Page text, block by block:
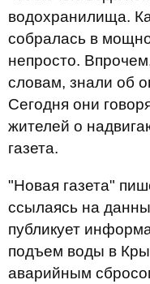
водохранилища.
собралась в
непросто.
словам, знали об
Сегодня они
жителей о
газета.
"Новая газета"
ссылаясь на
публикует
подъем воды в
аварийным